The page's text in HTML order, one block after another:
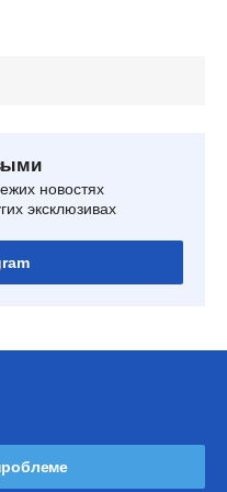
новостях
эксклюзивах